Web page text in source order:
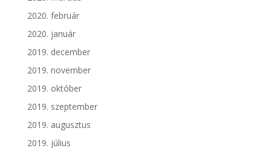
2020. február
2020. január
2019. december
2019. november
2019. október
2019. szeptember
2019. augusztus
2019. július